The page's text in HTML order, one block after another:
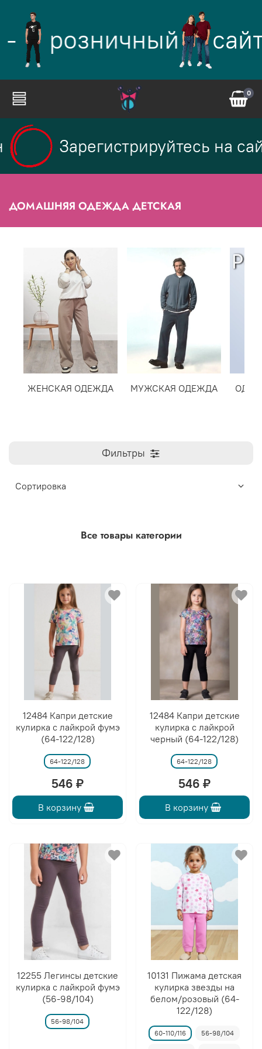
розничный сайт
0
Зарегистрируйтесь на
ДОМАШНЯЯ ОДЕЖДА ДЕТСКАЯ
ЖЕНСКАЯ ОДЕЖДА МУЖСКАЯ ОДЕЖДА
Фильтры
Все товары категории
12484 Капри детские
кулирка с лайкрой фумэ
(64-122/128)
64-122/128
546 ₽
В корзину
12484 Капри детские
кулирка с лайкрой
черный (64-122/128)
64-122/128
546 ₽
В корзину
12255 Легинсы детские
кулирка с лайкрой фумэ
(56-98/104)
56-98/104
10131 Пижама детская
кулирка звезды на
белом/розовый (64-
122/128)
60-110/116 56-98/104